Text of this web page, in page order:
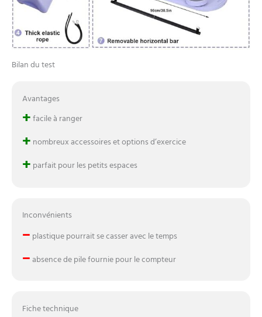
Bilan du test
Avantages
+facile à ranger
+ nombreux accessoires et options d’exercice
+ parfait pour les petits espaces
Inconvénients
– plastique pourrait se casser avec le temps
–absence de pile fournie pour le compteur
Fiche technique